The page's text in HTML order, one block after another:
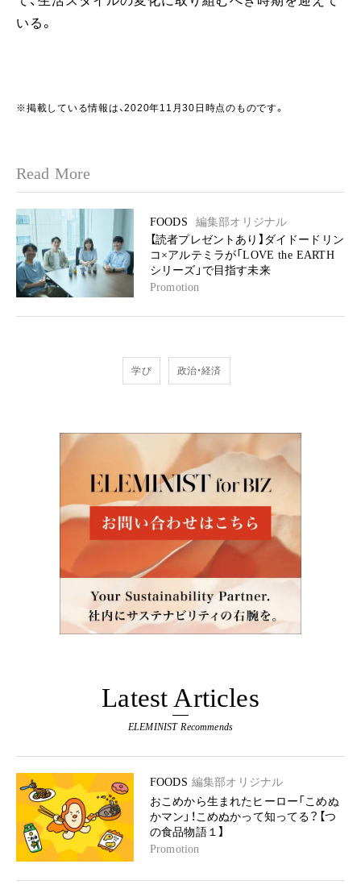
いる。
※掲載している情報は、2020年11月30日時点のものです。
Read More
FOODS
編集部オリジナル
【読者プレゼントあり】ダイドードリン
コ×アルテミラが「LOVE the EARTH
シリーズ」で目指す未来
Promotion
学び 政治・経済
Latest Articles
ELEMINIST Recommends
FOODS 編集部オリジナル
おこめから生まれたヒーロー「こめぬ
かマン」！こめぬかって知ってる？【つ
の食品物語１】
Promotion